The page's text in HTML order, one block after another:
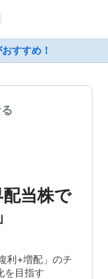
すすめ！
当株で
利+増配」のチ
を目指す